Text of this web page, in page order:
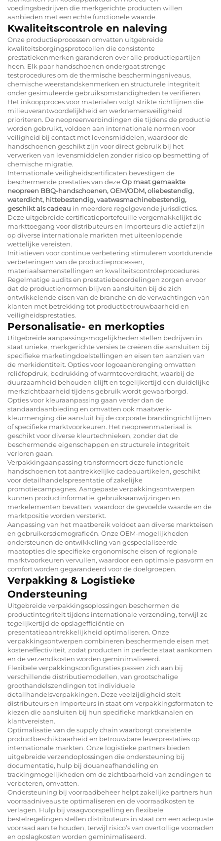
voedingsbedrijven die merkgerichte producten willen
aanbieden met een echte functionele waarde.
Kwaliteitscontrole en naleving
Onze productieprocessen omvatten uitgebreide
kwaliteitsborgingsprotocollen die consistente
prestatiekenmerken garanderen over alle productiepartijen
heen. Elk paar handschoenen ondergaat strenge
testprocedures om de thermische beschermingsniveaus,
chemische weerstandskenmerken en structurele integriteit
onder gesimuleerde gebruiksomstandigheden te verifiëren.
Het inkoopproces voor materialen volgt strikte richtlijnen die
milieuverantwoordelijkheid en werknemersveiligheid
prioriteren. De neopreenverbindingen die tijdens de productie
worden gebruikt, voldoen aan internationale normen voor
veiligheid bij contact met levensmiddelen, waardoor de
handschoenen geschikt zijn voor direct gebruik bij het
verwerken van levensmiddelen zonder risico op besmetting of
chemische migratie.
Internationale veiligheidscertificaten bevestigen de
beschermende prestaties van dezeOp maat gemaakte
neopreen BBQ-handschoenen, OEM/ODM, oliebestendig,
waterdicht, hittebestendig, vaatwasmachinebestendig,
geschikt als cadeau in meerdere regelgevende jurisdicties.
Deze uitgebreide certificatieportefeuille vergemakkelijkt de
markttoegang voor distributeurs en importeurs die actief zijn
op diverse internationale markten met uiteenlopende
wettelijke vereisten.
Initiatieven voor continue verbetering stimuleren voortdurende
verbeteringen van de productieprocessen,
materiaalsamenstellingen en kwaliteitscontroleprocedures.
Regelmatige audits en prestatiebeoordelingen zorgen ervoor
dat de productienormen blijven aansluiten bij de zich
ontwikkelende eisen van de branche en de verwachtingen van
klanten met betrekking tot productbetrouwbaarheid en
veiligheidsprestaties.
Personalisatie- en merkopties
Uitgebreide aanpassingsmogelijkheden stellen bedrijven in
staat unieke, merkgerichte versies te creëren die aansluiten bij
specifieke marketingdoelstellingen en eisen ten aanzien van
de merkidentiteit. Opties voor logoaanbrenging omvatten
reliëfopdruk, bedrukking of warmteoverdracht, waarbij de
duurzaamheid behouden blijft en tegelijkertijd een duidelijke
merkzichtbaarheid tijdens gebruik wordt gewaarborgd.
Opties voor kleuraanpassing gaan verder dan de
standaardaanbieding en omvatten ook maatwerk-
kleurmenging die aansluit bij de corporate brandingrichtlijnen
of specifieke marktvoorkeuren. Het neopreenmateriaal is
geschikt voor diverse kleurtechnieken, zonder dat de
beschermende eigenschappen en structurele integriteit
verloren gaan.
Verpakkingaanpassing transformeert deze functionele
handschoenen tot aantrekkelijke cadeauartikelen, geschikt
voor detailhandelspresentatie of zakelijke
promotiecampagnes. Aangepaste verpakkingsontwerpen
kunnen productinformatie, gebruiksaanwijzingen en
merkelementen bevatten, waardoor de gevoelde waarde en de
marktpositie worden versterkt.
Aanpassing van het maatbereik voldoet aan diverse markteisen
en gebruikersdemografieën. Onze OEM-mogelijkheden
ondersteunen de ontwikkeling van gespecialiseerde
maatopties die specifieke ergonomische eisen of regionale
marktvoorkeuren vervullen, waardoor een optimale pasvorm en
comfort worden gegarandeerd voor de doelgroepen.
Verpakking & Logistieke
Ondersteuning
Uitgebreide verpakkingsoplossingen beschermen de
productintegriteit tijdens internationale verzending, terwijl ze
tegelijkertijd de opslagefficiëntie en
presentatieaantrekkelijkheid optimaliseren. Onze
verpakkingsontwerpen combineren beschermende eisen met
kosteneffectiviteit, zodat producten in perfecte staat aankomen
en de verzendkosten worden geminimaliseerd.
Flexibele verpakkingsconfiguraties passen zich aan bij
verschillende distributiemodellen, van grootschalige
groothandelszendingen tot individuele
detailhandelsverpakkingen. Deze veelzijdigheid stelt
distributeurs en importeurs in staat om verpakkingsformaten te
kiezen die aansluiten bij hun specifieke marktkanalen en
klantvereisten.
Optimalisatie van de supply chain waarborgt consistente
productbeschikbaarheid en betrouwbare leverprestaties op
internationale markten. Onze logistieke partners bieden
uitgebreide verzendoplossingen die ondersteuning bij
documentatie, hulp bij douaneafhandeling en
trackingmogelijkheden om de zichtbaarheid van zendingen te
verbeteren, omvatten.
Ondersteuning bij voorraadbeheer helpt zakelijke partners hun
voorraadniveaus te optimaliseren en de voorraadkosten te
verlagen. Hulp bij vraagvoorspelling en flexibele
bestelregelingen stellen distributeurs in staat om een adequate
voorraad aan te houden, terwijl risico’s van overtollige voorraden
en opslagkosten worden geminimaliseerd.